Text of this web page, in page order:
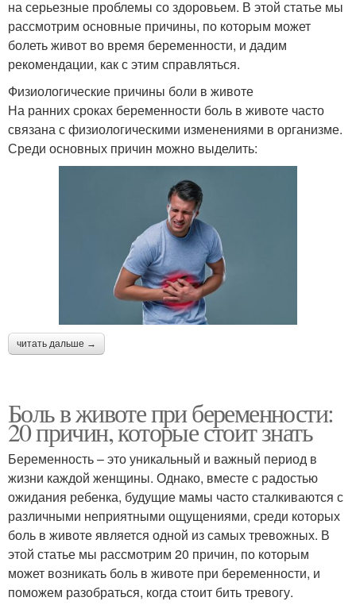
на серьезные проблемы со здоровьем. В этой статье мы
рассмотрим основные причины, по которым может
болеть живот во время беременности, и дадим
рекомендации, как с этим справляться.
Физиологические причины боли в животе
На ранних сроках беременности боль в животе часто
связана с физиологическими изменениями в организме.
Среди основных причин можно выделить:
читать дальше →
Боль в животе при беременности:
20 причин, которые стоит знать
Беременность – это уникальный и важный период в
жизни каждой женщины. Однако, вместе с радостью
ожидания ребенка, будущие мамы часто сталкиваются с
различными неприятными ощущениями, среди которых
боль в животе является одной из самых тревожных. В
этой статье мы рассмотрим 20 причин, по которым
может возникать боль в животе при беременности, и
поможем разобраться, когда стоит бить тревогу.